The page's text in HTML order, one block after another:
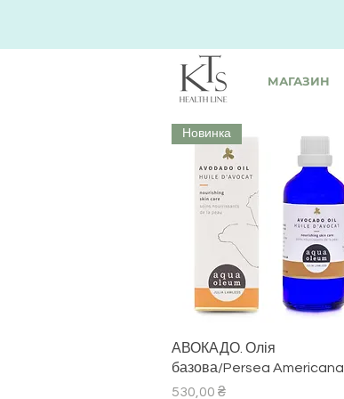
МАГАЗИН
Швидкий перегляд
Новинка
АВОКАДО. Олія
базова/Persea Americana
Ціна
530,00 ₴